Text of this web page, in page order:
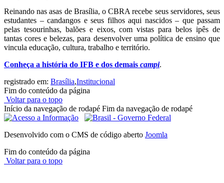
Reinando nas asas de Brasília, o CBRA recebe seus servidores, seus
estudantes – candangos e seus filhos aqui nascidos – que passam
pelas tesourinhas, balões e eixos, com vistas para belos ipês de
tantas cores e belezas, para desenvolver uma política de ensino que
vincula educação, cultura, trabalho e território.
Conheça a história do IFB e dos demais campi.
registrado em: Brasília,Institucional
Fim do conteúdo da página
Voltar para o topo
Início da navegação de rodapé Fim da navegação de rodapé
Desenvolvido com o CMS de código aberto Joomla
Fim do conteúdo da página
Voltar para o topo